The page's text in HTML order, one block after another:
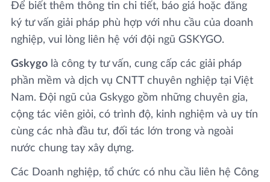
Để biết thêm thông tin chi tiết, báo giá hoặc đăng
ký tư vấn giải pháp phù hợp với nhu cầu của doanh
nghiệp, vui lòng liên hệ với đội ngũ GSKYGO.
Gskygo là công ty tư vấn, cung cấp các giải pháp
phần mềm và dịch vụ CNTT chuyên nghiệp tại Việt
Nam. Đội ngũ của Gskygo gồm những chuyên gia,
cộng tác viên giỏi, có trình độ, kinh nghiệm và uy tín
cùng các nhà đầu tư, đối tác lớn trong và ngoài
nước chung tay xây dựng.
Các Doanh nghiệp, tổ chức có nhu cầu liên hệ Công